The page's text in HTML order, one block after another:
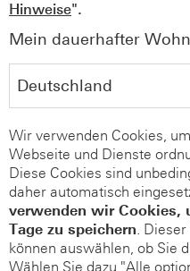
Hinweise".
Mein dauerhafter
Wir verwenden Cookies,
Webseite und Dienste
Diese Cookies sind
daher automatisch
verwenden wir Cookies,
Tage zu speichern.
können auswählen, ob Sie
Wählen Sie dazu "Alle